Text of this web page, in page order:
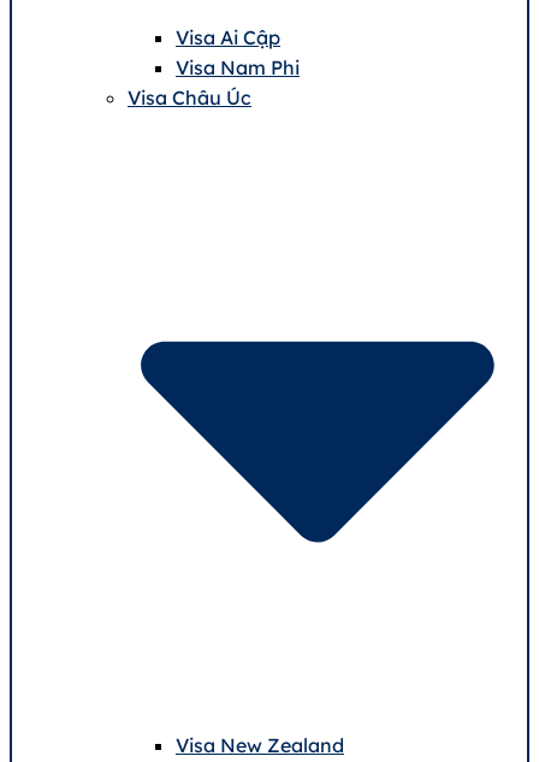
Visa Ai Cập
Visa Nam Phi
Visa Châu Úc
Visa New Zealand